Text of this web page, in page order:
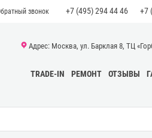
звонок +7 (495) 294 44 46 +7
Адрес: Москва, ул. Барклая 8, ТЦ
TRADE-IN РЕМОНТ ОТЗЫВЫ